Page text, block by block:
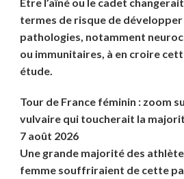
termes de risque de
pathologies, notamment
ou immunitaires, à en croire
étude.
Tour de France féminin : zoom
vulvaire qui toucherait la
7 août 2026
Une grande majorité des
femme souffriraient de cette